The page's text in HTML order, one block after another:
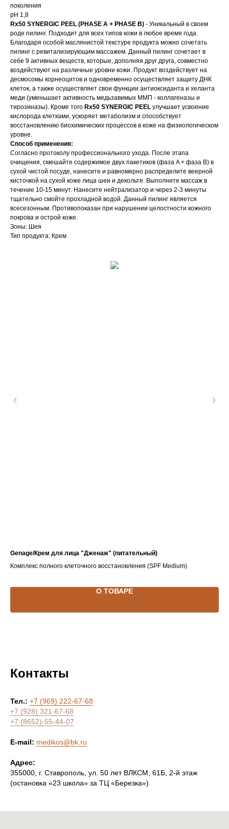
поколения
pH 1,8
Rx50 SYNERGIC PEEL (PHASE A + PHASE B) - Уникальный в своем
роде пилинг. Подходит для всех типов кожи в любое время года.
Благодаря особой маслянистой текстуре продукта можно сочетать
пилинг с ревитализирующим массажем. Данный пилинг сочетает в
себе 9 активных веществ, которые, дополняя друг друга, совместно
воздействуют на различные уровни кожи. Продукт воздействует на
десмосомы корнеоцитов и одновременно осуществляет защиту ДНК
клеток, а также осуществляет свои функции антиоксиданта и хеланта
меди (уменьшает активность медьзавимых ММП - коллагеназы и
тирозиназы). Кроме того Rx50 SYNERGIC PEEL улучшает усвоение
кислорода клетками, ускоряет метаболизм и способствует
восстановлению биохимических процессов в коже на физиологическом
уровне.
Способ применения:
Согласно протоколу профессионального ухода. После этапа
очищения, смешайте содержимое двух пакетиков (фаза A + фаза B) в
сухой чистой посуде, нанесите и равномерно распределите веерной
кисточкой на сухой коже лица шеи и декольте. Выполните массаж в
течение 10-15 минут. Нанесите нейтрализатор и через 2-3 минуты
тщательно смойте прохладной водой. Данный пилинг является
всесезонным. Противопоказан при нарушении целостности кожного
покрова и острой коже.
Зоны: Шея
Тип продукта: Крем
Genage/Крем для лица "Дженаж" (питательный)
Комплекс полного клеточного восстановления (SPF Medium)
О ТОВАРЕ
Контакты
Тел.: +7 (969) 222-67-68
+7 (928) 321-67-68
+7 (8652)-55-44-07
E-mail: medikos@bk.ru
Адрес:
355000, г. Ставрополь, ул. 50 лет ВЛКСМ, 61Б, 2-й этаж
(остановка «23 школа» за ТЦ «Березка»)